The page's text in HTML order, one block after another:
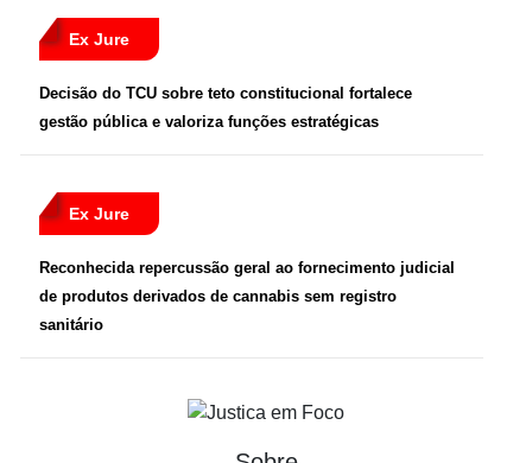
Ex Jure
Decisão do TCU sobre teto constitucional fortalece
gestão pública e valoriza funções estratégicas
Ex Jure
Reconhecida repercussão geral ao fornecimento judicial
de produtos derivados de cannabis sem registro
sanitário